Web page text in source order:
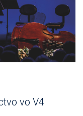
vo V4